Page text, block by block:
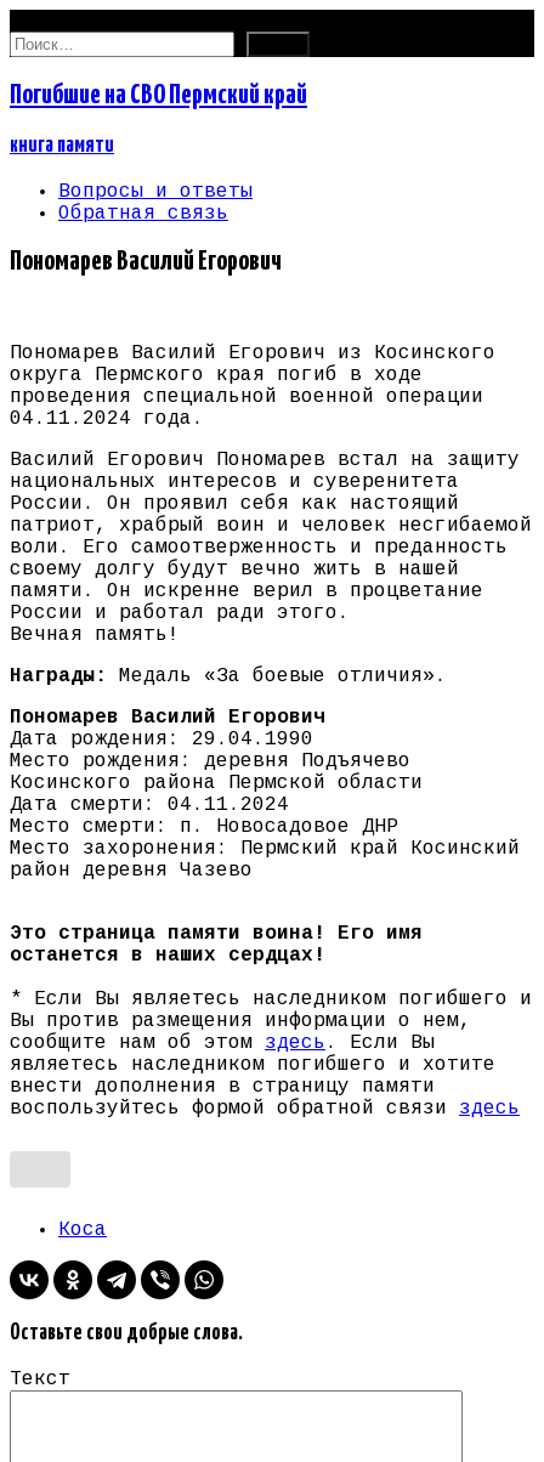
Найти:
Погибшие на СВО Пермский край
книга памяти
Вопросы и ответы
Обратная связь
Пономарев Василий Егорович
Пономарев Василий Егорович из Косинского
округа Пермского края погиб в ходе
проведения специальной военной операции
04.11.2024 года.
Василий Егорович Пономарев встал на защиту
национальных интересов и суверенитета
России. Он проявил себя как настоящий
патриот, храбрый воин и человек несгибаемой
воли. Его самоотверженность и преданность
своему долгу будут вечно жить в нашей
памяти. Он искренне верил в процветание
России и работал ради этого.
Вечная память!
Награды:
Медаль «За боевые отличия».
Пономарев Василий Егорович
Дата рождения: 29.04.1990
Место рождения: деревня Подъячево
Косинского района Пермской области
Дата смерти: 04.11.2024
Место смерти: п. Новосадовое ДНР
Место захоронения: Пермский край Косинский
район деревня Чазево
Это страница памяти воина! Его имя
останется в наших сердцах!
* Если Вы являетесь наследником погибшего и
Вы против размещения информации о нем,
сообщите нам об этом здесь . Если Вы
являетесь наследником погибшего и хотите
внести дополнения в страницу памяти
воспользуйтесь формой обратной связи здесь
Коса
Оставьте свои добрые слова.
Текст